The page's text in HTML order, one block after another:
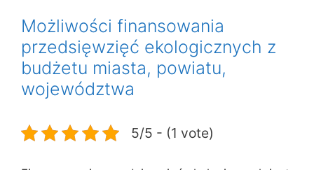
Możliwości finansowania
przedsięwzięć ekologicznych z
budżetu miasta, powiatu,
województwa
5/5 - (1 vote)